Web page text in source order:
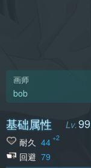
基础属性 99
耐久 44 +2
回避 79
画师
bob